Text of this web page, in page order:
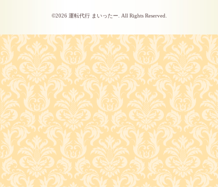
©2026 運転代行 まいったー . All Rights Reserved.